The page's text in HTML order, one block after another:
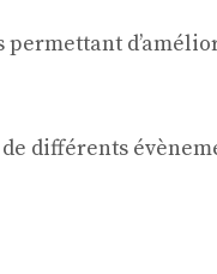
différents